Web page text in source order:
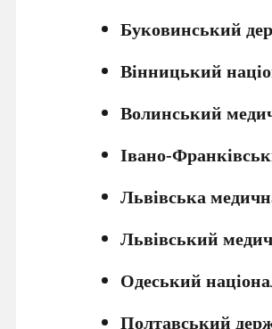
Буковинський
Вінницький
Волинський
Івано-
Львівська
Львівський
Одеський
Полтавський